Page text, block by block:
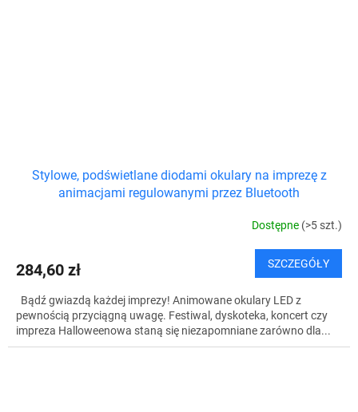
Stylowe, podświetlane diodami okulary na imprezę z
animacjami regulowanymi przez Bluetooth
Dostępne (>5 szt.)
284,60 zł SZCZEGÓŁY
Bądź gwiazdą każdej imprezy! Animowane okulary LED z
pewnością przyciągną uwagę. Festiwal, dyskoteka, koncert czy
impreza Halloweenowa staną się niezapomniane zarówno dla...